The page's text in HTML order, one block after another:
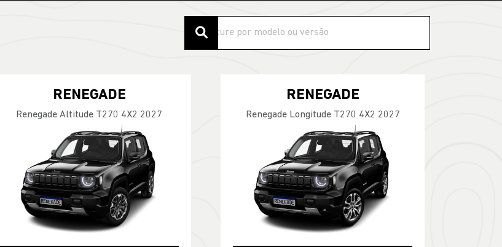
RENEGADE
Renegade Altitude T270 4X2 2027
RENEGADE
Renegade Longitude T270 4X2 2027